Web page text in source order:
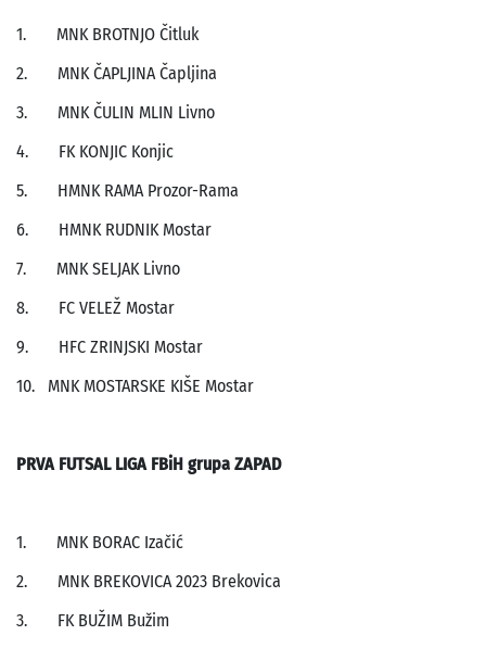
1. MNK BROTNJO Čitluk
2. MNK ČAPLJINA Čapljina
3. MNK ČULIN MLIN Livno
4. FK KONJIC Konjic
5. HMNK RAMA Prozor-Rama
6. HMNK RUDNIK Mostar
7. MNK SELJAK Livno
8. FC VELEŽ Mostar
9. HFC ZRINJSKI Mostar
10. MNK MOSTARSKE KIŠE Mostar
PRVA FUTSAL LIGA FBiH grupa ZAPAD
1. MNK BORAC Izačić
2. MNK BREKOVICA 2023 Brekovica
3. FK BUŽIM Bužim